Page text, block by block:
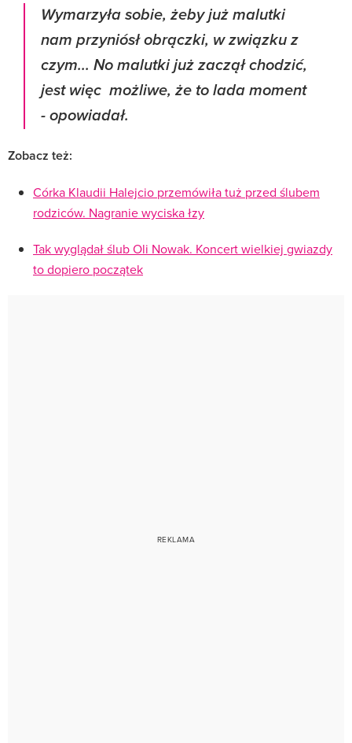
Wymarzyła sobie, żeby już malutki
nam przyniósł obrączki, w związku z
czym... No malutki już zaczął chodzić,
jest więc możliwe, że to lada moment
- opowiadał.
Zobacz też:
Córka Klaudii Halejcio przemówiła tuż przed ślubem
rodziców. Nagranie wyciska łzy
Tak wyglądał ślub Oli Nowak. Koncert wielkiej gwiazdy
to dopiero początek